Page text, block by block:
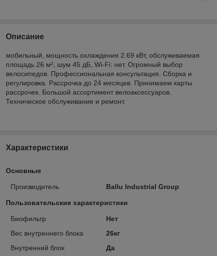
Описание
мобильный, мощность охлаждения 2.69 кВт, обслуживаемая
площадь 26 м², шум 45 дБ, Wi-Fi: нет. Огромный выбор
велосипедов. Профессиональная консультация. Сборка и
регулировка. Рассрочка до 24 месяцев. Принимаем карты
рассрочек. Большой ассортимент велоаксессуаров.
Техническое обслуживание и ремонт.
Характеристики
Основные
Производитель Ballu Industrial Group
Пользовательские характеристики
Биофильтр
Нет
Вес внутреннего блока
26кг
Внутренний блок
Да